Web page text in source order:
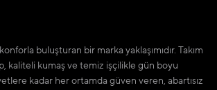
buluşturan bir marka yaklaşımıdır. Takım
kaliteli kumaş ve temiz işçilikle gün boyu
kadar her ortamda güven veren, abartısız